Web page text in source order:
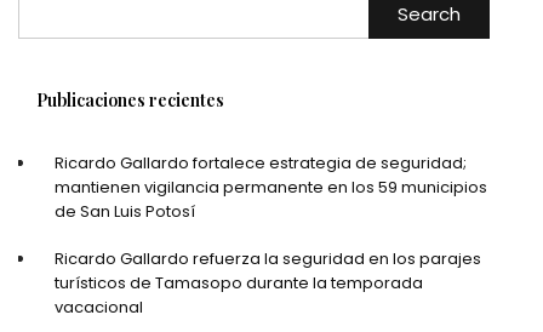
Search
Publicaciones recientes
Ricardo Gallardo fortalece estrategia de seguridad;
mantienen vigilancia permanente en los 59 municipios
de San Luis Potosí
Ricardo Gallardo refuerza la seguridad en los parajes
turísticos de Tamasopo durante la temporada
vacacional